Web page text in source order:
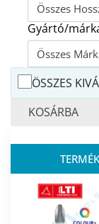
Összes
Gyártó/
Összes
ÖSSZES
KOSÁRBA
TERMÉK